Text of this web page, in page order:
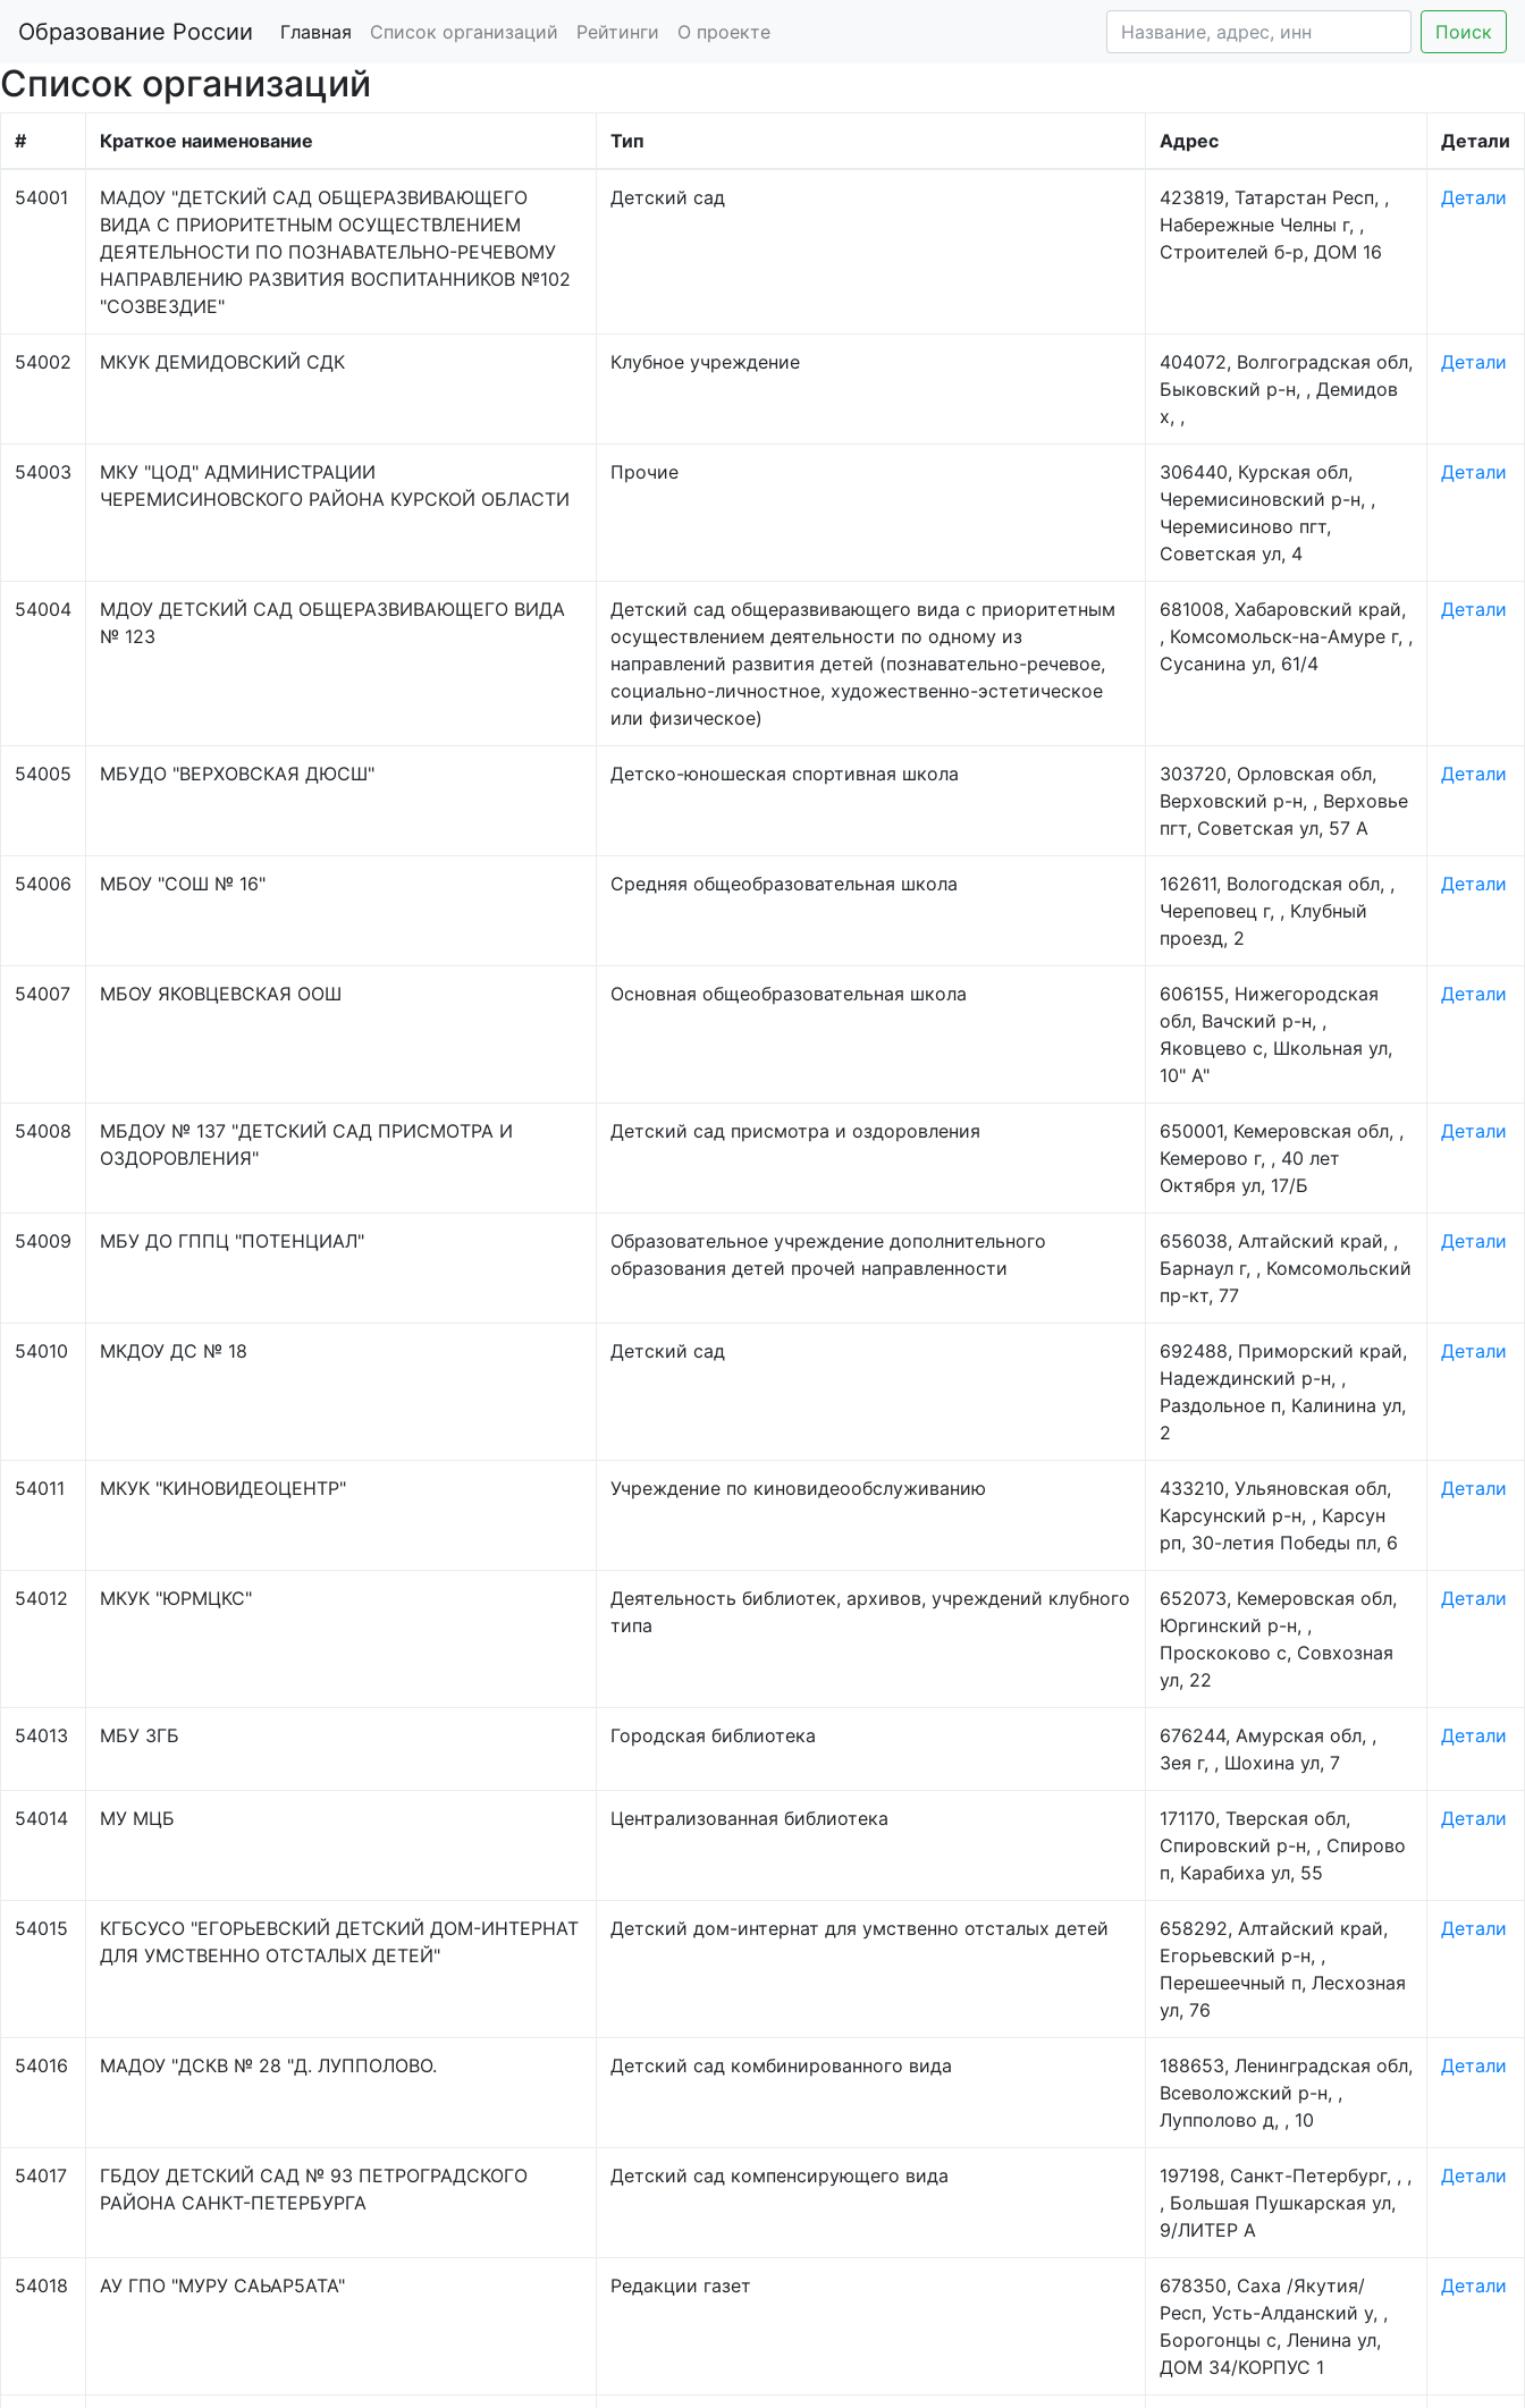
Образование России Главная Список организаций Рейтинги О проекте Поиск
Список организаций
# Краткое наименование Тип Адрес Детали
54001
МАДОУ "ДЕТСКИЙ САД ОБЩЕРАЗВИВАЮЩЕГО
ВИДА С ПРИОРИТЕТНЫМ ОСУЩЕСТВЛЕНИЕМ
ДЕЯТЕЛЬНОСТИ ПО ПОЗНАВАТЕЛЬНО-РЕЧЕВОМУ
НАПРАВЛЕНИЮ РАЗВИТИЯ ВОСПИТАННИКОВ №102
"СОЗВЕЗДИЕ"
Детский сад
423819, Татарстан Респ, ,
Набережные Челны г, ,
Строителей б-р, ДОМ 16
Детали
54002 МКУК ДЕМИДОВСКИЙ СДК Клубное учреждение
404072, Волгоградская обл,
Быковский р-н, , Демидов
х, ,
Детали
54003
МКУ "ЦОД" АДМИНИСТРАЦИИ
ЧЕРЕМИСИНОВСКОГО РАЙОНА КУРСКОЙ ОБЛАСТИ
Прочие
306440, Курская обл,
Черемисиновский р-н, ,
Черемисиново пгт,
Советская ул, 4
Детали
54004
МДОУ ДЕТСКИЙ САД ОБЩЕРАЗВИВАЮЩЕГО ВИДА
№ 123
Детский сад общеразвивающего вида с приоритетным
осуществлением деятельности по одному из
направлений развития детей (познавательно-речевое,
социально-личностное, художественно-эстетическое
или физическое)
681008, Хабаровский край,
, Комсомольск-на-Амуре г, ,
Сусанина ул, 61/4
Детали
54005 МБУДО "ВЕРХОВСКАЯ ДЮСШ" Детско-юношеская спортивная школа
303720, Орловская обл,
Верховский р-н, , Верховье
пгт, Советская ул, 57 А
Детали
54006 МБОУ "СОШ № 16" Средняя общеобразовательная школа
162611, Вологодская обл, ,
Череповец г, , Клубный
проезд, 2
Детали
54007 МБОУ ЯКОВЦЕВСКАЯ ООШ Основная общеобразовательная школа
606155, Нижегородская
обл, Вачский р-н, ,
Яковцево с, Школьная ул,
10" А"
Детали
54008
МБДОУ № 137 "ДЕТСКИЙ САД ПРИСМОТРА И
ОЗДОРОВЛЕНИЯ"
Детский сад присмотра и оздоровления
650001, Кемеровская обл, ,
Кемерово г, , 40 лет
Октября ул, 17/Б
Детали
54009 МБУ ДО ГППЦ "ПОТЕНЦИАЛ"
Образовательное учреждение дополнительного
образования детей прочей направленности
656038, Алтайский край, ,
Барнаул г, , Комсомольский
пр-кт, 77
Детали
54010 МКДОУ ДС № 18 Детский сад
692488, Приморский край,
Надеждинский р-н, ,
Раздольное п, Калинина ул,
2
Детали
54011 МКУК "КИНОВИДЕОЦЕНТР" Учреждение по киновидеообслуживанию
433210, Ульяновская обл,
Карсунский р-н, , Карсун
рп, 30-летия Победы пл, 6
Детали
54012 МКУК "ЮРМЦКС"
Деятельность библиотек, архивов, учреждений клубного
типа
652073, Кемеровская обл,
Юргинский р-н, ,
Проскоково с, Совхозная
ул, 22
Детали
54013 МБУ ЗГБ Городская библиотека
676244, Амурская обл, ,
Зея г, , Шохина ул, 7
Детали
54014 МУ МЦБ Централизованная библиотека
171170, Тверская обл,
Спировский р-н, , Спирово
п, Карабиха ул, 55
Детали
54015
КГБСУСО "ЕГОРЬЕВСКИЙ ДЕТСКИЙ ДОМ-ИНТЕРНАТ
ДЛЯ УМСТВЕННО ОТСТАЛЫХ ДЕТЕЙ"
Детский дом-интернат для умственно отсталых детей
658292, Алтайский край,
Егорьевский р-н, ,
Перешеечный п, Лесхозная
ул, 76
Детали
54016 МАДОУ "ДСКВ № 28 "Д. ЛУППОЛОВО. Детский сад комбинированного вида
188653, Ленинградская обл,
Всеволожский р-н, ,
Лупполово д, , 10
Детали
54017
ГБДОУ ДЕТСКИЙ САД № 93 ПЕТРОГРАДСКОГО
РАЙОНА САНКТ-ПЕТЕРБУРГА
Детский сад компенсирующего вида
197198, Санкт-Петербург, , ,
, Большая Пушкарская ул,
9/ЛИТЕР А
Детали
54018 АУ ГПО "МУРУ САЬАР5АТА" Редакции газет
678350, Саха /Якутия/
Респ, Усть-Алданский у, ,
Борогонцы с, Ленина ул,
ДОМ 34/КОРПУС 1
Детали